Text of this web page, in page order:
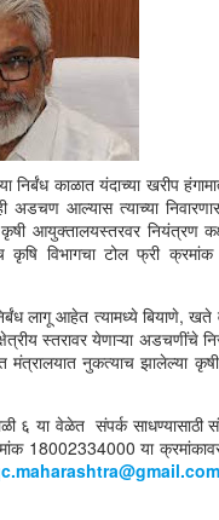
काळात यंदाच्या खरीप
अडचण आल्यास त्याच्या
आयुक्तालयस्तरवर नियंत्रण
विभागचा टोल फ्री
लागू आहेत त्यामध्ये बियाणे,
स्तरावर येणाऱ्या अडचणींचे
नुकत्याच झालेल्या कृषी
वेळेत संपर्क साधण्यासाठी
18002334000 या क्रमांकावर
gmail.com